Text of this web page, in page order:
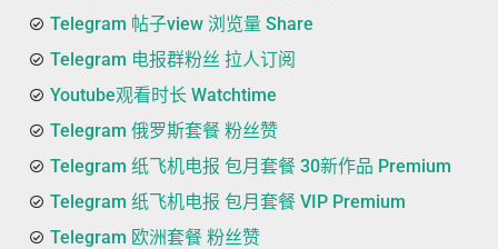
Telegram 帖子view 浏览量 Share
Telegram 电报群粉丝 拉人订阅
Youtube观看时长 Watchtime
Telegram 俄罗斯套餐 粉丝赞
Telegram 纸飞机电报 包月套餐 30新作品 Premium
Telegram 纸飞机电报 包月套餐 VIP Premium
Telegram 欧洲套餐 粉丝赞